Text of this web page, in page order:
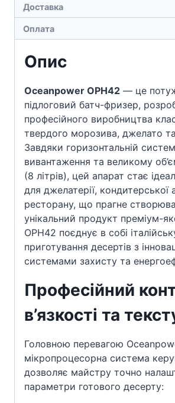
Доставка
Оплата
Опис
Oceanpower OPH42 — це
підлоговий батч-фризер,
професійного виробництва
твердого морозива, джелато
Завдяки горизонтальній
вивантаження та великому
(8 літрів), цей апарат стає
для джелатерії, кондитерської
ресторану, що прагне
унікальний продукт преміум-
OPH42 поєднує в собі
приготування десертів з
системами захисту та
Професійний
в’язкості та
Головною перевагою
мікропроцесорна система
дозволяє майстру точно
параметри готового десерту: